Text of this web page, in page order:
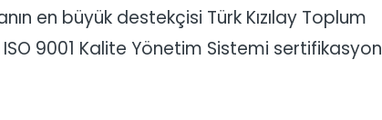
en büyük destekçisi Türk Kızılay Toplum
9001 Kalite Yönetim Sistemi sertifikasyon